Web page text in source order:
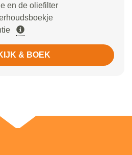
en de oliefilter
& BOEK